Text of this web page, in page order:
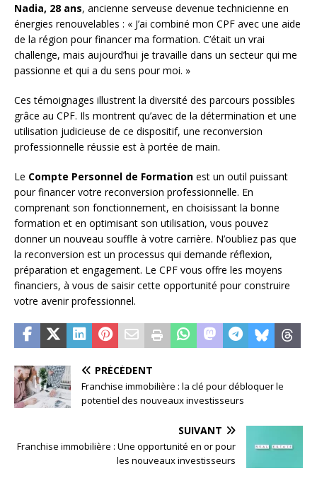
Nadia, 28 ans, ancienne serveuse devenue technicienne en
énergies renouvelables : « J’ai combiné mon CPF avec une aide
de la région pour financer ma formation. C’était un vrai
challenge, mais aujourd’hui je travaille dans un secteur qui me
passionne et qui a du sens pour moi. »
Ces témoignages illustrent la diversité des parcours possibles
grâce au CPF. Ils montrent qu’avec de la détermination et une
utilisation judicieuse de ce dispositif, une reconversion
professionnelle réussie est à portée de main.
Le Compte Personnel de Formation est un outil puissant
pour financer votre reconversion professionnelle. En
comprenant son fonctionnement, en choisissant la bonne
formation et en optimisant son utilisation, vous pouvez
donner un nouveau souffle à votre carrière. N’oubliez pas que
la reconversion est un processus qui demande réflexion,
préparation et engagement. Le CPF vous offre les moyens
financiers, à vous de saisir cette opportunité pour construire
votre avenir professionnel.
PRÉCÉDENT
Franchise immobilière : la clé pour débloquer le
potentiel des nouveaux investisseurs
SUIVANT
Franchise immobilière : Une opportunité en or pour
les nouveaux investisseurs